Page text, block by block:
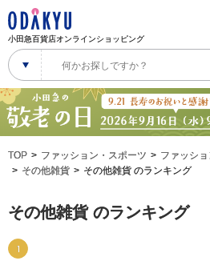
小田急百貨店オンラインショッピング
TOP ファッション・スポーツ ファッショ
その他雑貨
その他雑貨 のランキング
その他雑貨 のランキング
1